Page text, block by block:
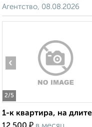
Агентство, 08.08.2026
2/5
‹
1-к квартира, на